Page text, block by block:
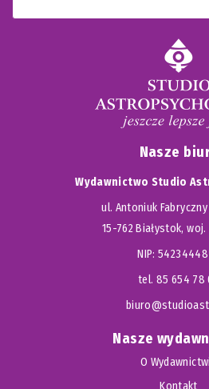
Nasze
Wydawnictwo Studio
ul. Antoniuk
15-762 Białystok,
NIP:
tel. 85 654 78
Nasze
O
Kontakt